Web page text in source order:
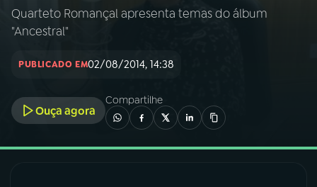
AO VIVO
INÍCIO
A RÁDIO
03PROGRAMAÇÃO
Quarteto Romançal apresenta temas do álbum
"Ancestral"
PUBLICADO EM02/08/2014, 14:38
Ouça agora
Compartilhe